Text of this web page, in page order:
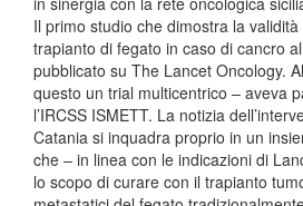
Il primo studio che dimostra la
trapianto di fegato in caso di cancro
pubblicato su The Lancet Oncology.
questo un trial multicentrico – aveva
l’IRCSS ISMETT. La notizia
Catania si inquadra proprio in un
che – in linea con le indicazioni di
lo scopo di curare con il trapianto